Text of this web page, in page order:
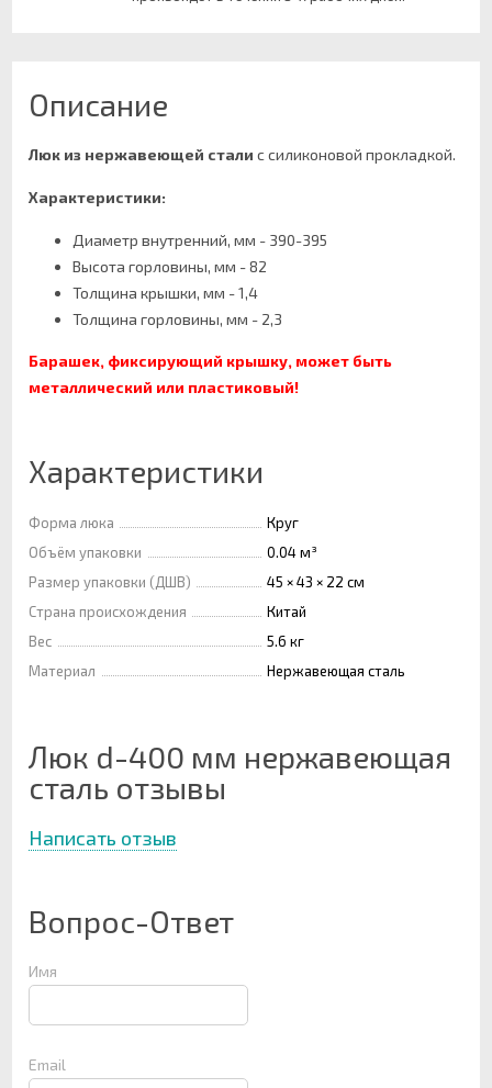
Описание
Люк из нержавеющей стали с силиконовой прокладкой.
Характеристики:
Диаметр внутренний, мм - 390-395
Высота горловины, мм - 82
Толщина крышки, мм - 1,4
Толщина горловины, мм - 2,3
Барашек, фиксирующий крышку, может быть
металлический или пластиковый!
Характеристики
Форма люка
Круг
Объём упаковки
0.04 м³
Размер упаковки (ДШВ)
45 × 43 × 22 см
Страна происхождения
Китай
Вес
5.6 кг
Материал
Нержавеющая сталь
Люк d-400 мм нержавеющая
сталь отзывы
Написать отзыв
Вопрос-Ответ
Имя
Email